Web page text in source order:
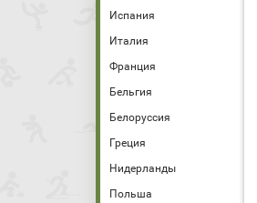
Испания
Италия
Франция
Бельгия
Белоруссия
Греция
Нидерланды
Польша